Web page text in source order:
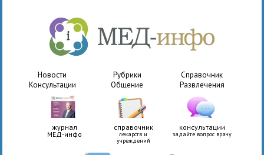
Новости Рубрики
Справочник
Консультации
Общение Развлечения
журнал
МЕД-инфо
справочник
лекарств и
учреждений
консультации
задайте вопрос врачу